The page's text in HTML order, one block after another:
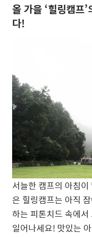
올 가을 ‘힐링캠프
다!
서늘한 캠프의 아침
은 힐링캠프는 아직
하는 피톤치드 속에서
일어나세요! 맛있는